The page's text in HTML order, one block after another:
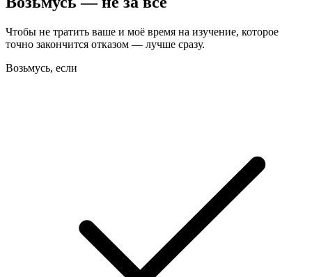
Чтобы не тратить ваше и моё время на изучение, которое
точно закончится отказом — лучше сразу.
Возьмусь, если